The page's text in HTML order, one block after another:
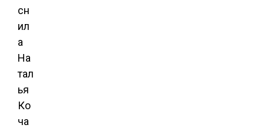
сн
ил
а
На
тал
ья
Ко
ча